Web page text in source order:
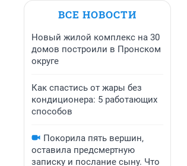
ВСЕ НОВОСТИ
Новый жилой комплекс на 30
домов построили в Пронском
округе
Как спастись от жары без
кондиционера: 5 работающих
способов
Покорила пять вершин,
оставила предсмертную
записку и послание сыну. Что